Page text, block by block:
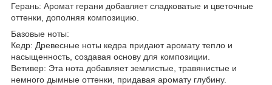
Герань: Аромат герани добавляет сладковатые и цветочные
оттенки, дополняя композицию.
Базовые ноты:
Кедр: Древесные ноты кедра придают аромату тепло и
насыщенность, создавая основу для композиции.
Ветивер: Эта нота добавляет землистые, травянистые и
немного дымные оттенки, придавая аромату глубину.